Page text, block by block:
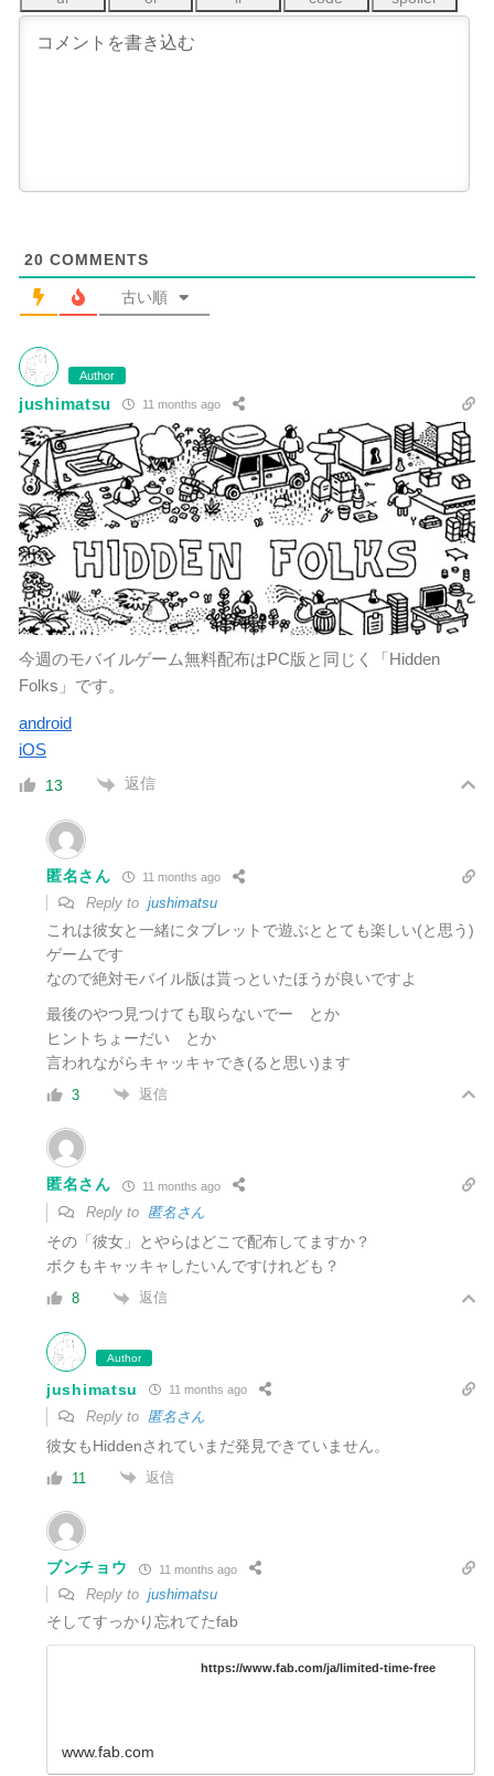
20 COMMENTS
古い順
Author
jushimatsu 11 months ago
今週のモバイルゲーム無料配布はPC版と同じく「Hidden
Folks」です。
android
iOS
13 返信
匿名さん 11 months ago
Reply to jushimatsu
これは彼女と一緒にタブレットで遊ぶととても楽しい(と思う)
ゲームです
なので絶対モバイル版は貰っといたほうが良いですよ
最後のやつ見つけても取らないでー とか
ヒントちょーだい とか
言われながらキャッキャでき(ると思い)ます
3 返信
匿名さん 11 months ago
Reply to 匿名さん
その「彼女」とやらはどこで配布してますか？
ボクもキャッキャしたいんですけれども？
8 返信
Author
jushimatsu 11 months ago
Reply to 匿名さん
彼女もHiddenされていまだ発見できていません。
11 返信
ブンチョウ 11 months ago
Reply to jushimatsu
そしてすっかり忘れてたfab
https://www.fab.com/ja/limited-time-free
www.fab.com